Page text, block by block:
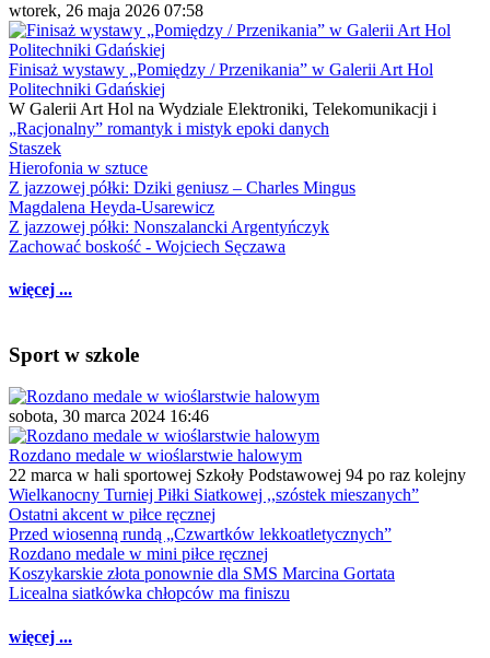
wtorek, 26 maja 2026 07:58
Finisaż wystawy „Pomiędzy / Przenikania” w Galerii Art Hol
Politechniki Gdańskiej
W Galerii Art Hol na Wydziale Elektroniki, Telekomunikacji i
„Racjonalny” romantyk i mistyk epoki danych
Staszek
Hierofonia w sztuce
Z jazzowej półki: Dziki geniusz – Charles Mingus
Magdalena Heyda-Usarewicz
Z jazzowej półki: Nonszalancki Argentyńczyk
Zachować boskość - Wojciech Sęczawa
więcej ...
Sport w szkole
sobota, 30 marca 2024 16:46
Rozdano medale w wioślarstwie halowym
22 marca w hali sportowej Szkoły Podstawowej 94 po raz kolejny
Wielkanocny Turniej Piłki Siatkowej ,,szóstek mieszanych”
Ostatni akcent w piłce ręcznej
Przed wiosenną rundą „Czwartków lekkoatletycznych”
Rozdano medale w mini piłce ręcznej
Koszykarskie złota ponownie dla SMS Marcina Gortata
Licealna siatkówka chłopców ma finiszu
więcej ...